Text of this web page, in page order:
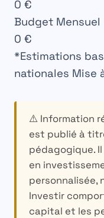
0 €
Budget Mensuel
0 €
*Estimations
nationales Mise
⚠️ Information
est publié à
pédagogique.
en
personnalisée,
Investir
capital et les